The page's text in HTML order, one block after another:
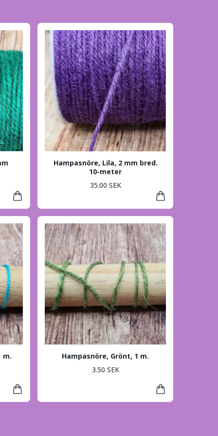
Hampasnöre, Lila, 2 mm bred.
10-meter
35.00 SEK
m.
Hampasnöre, Grönt, 1 m.
3.50 SEK